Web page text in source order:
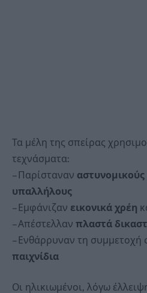
Τα μέλη της σπείρας
τεχνάσματα:
– Παρίσταναν αστυνομικούς
υπαλλήλους
– Εμφάνιζαν εικονικά χρέη
– Απέστελλαν πλαστά
– Ενθάρρυναν τη συμμετοχή
παιχνίδια
Οι ηλικιωμένοι, λόγω